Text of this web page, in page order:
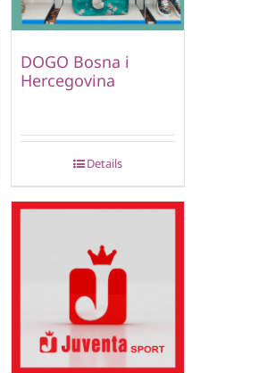
DOGO Bosna i
Hercegovina
Details